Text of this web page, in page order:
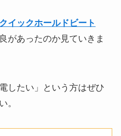
クイックホールドビート
があったのか見ていきま
したい」という方はぜひ
。